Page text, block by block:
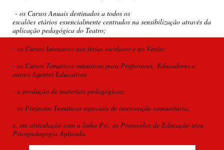
- os Cursos Anuais destinados a todos os
escalões etários essencialmente centrados na sensibilização através da
aplicação pedagógica do Teatro;
- os Cursos Intensivos nas férias escolares e no Verão;
- os Cursos Temáticos intensivos para Professores, Educadores e
outros Agentes Educativos
- a produção de materiais pedagógicos;
- os Projectos Temáticos especiais de intervenção comunitária;
e, em articulação com a linha Psi, os Protocolos de Educação e/ou
Psicopedagogia Aplicada.